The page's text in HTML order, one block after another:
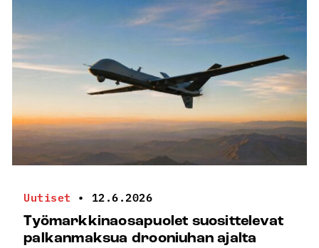
Uutiset • 12.6.2026
Työmarkkinaosapuolet suosittelevat
palkanmaksua drooniuhan ajalta